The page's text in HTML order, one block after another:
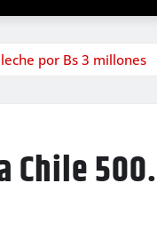
por Bs 3 millones
Chile